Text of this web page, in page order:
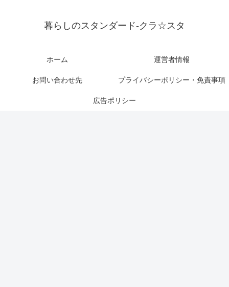
暮らしのスタンダード-クラ☆スタ
ホーム 運営者情報
お問い合わせ先 プライバシーポリシー・免責事項
広告ポリシー